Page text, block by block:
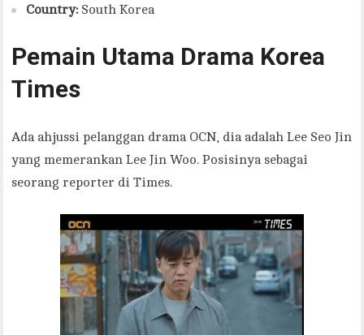
Country:South Korea
Pemain Utama Drama Korea
Times
Ada ahjussi pelanggan drama OCN, dia adalah Lee Seo Jin
yang memerankan Lee Jin Woo. Posisinya sebagai
seorang reporter di Times.